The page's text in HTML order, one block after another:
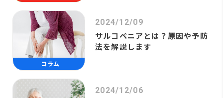
コラム
2024/12/09
サルコペニアとは？原因や予防
法を解説します
2024/12/06